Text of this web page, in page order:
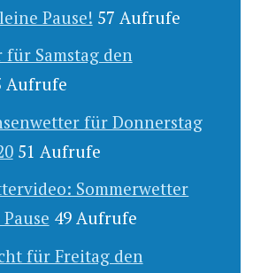
Pause! 57 Aufrufe
Samstag den
Aufrufe
für Donnerstag
51 Aufrufe
Sommerwetter
49 Aufrufe
für Freitag den